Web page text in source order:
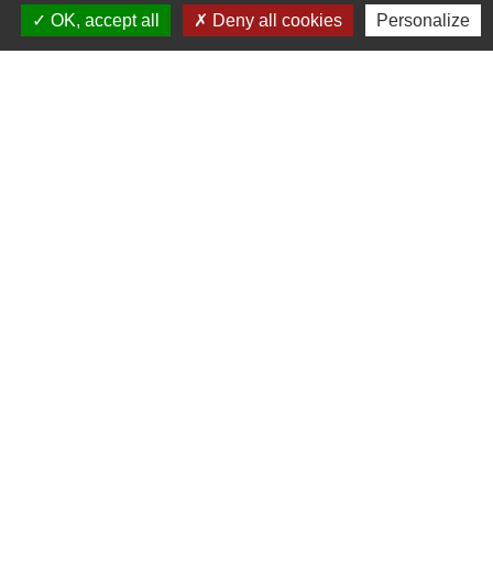
OK, accept all
Deny all cookies Personalize